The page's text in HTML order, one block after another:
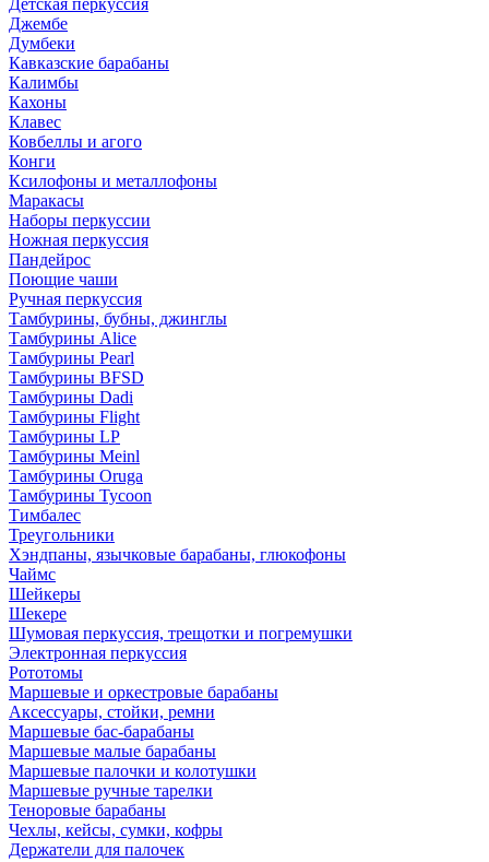
Детская перкуссия
Джембе
Думбеки
Кавказские барабаны
Калимбы
Кахоны
Клавес
Ковбеллы и агого
Конги
Ксилофоны и металлофоны
Маракасы
Наборы перкуссии
Ножная перкуссия
Пандейрос
Поющие чаши
Ручная перкуссия
Тамбурины, бубны, джинглы
Тамбурины Alice
Тамбурины Pearl
Тамбурины BFSD
Тамбурины Dadi
Тамбурины Flight
Тамбурины LP
Тамбурины Meinl
Тамбурины Oruga
Тамбурины Tycoon
Тимбалес
Треугольники
Хэндпаны, язычковые барабаны, глюкофоны
Чаймс
Шейкеры
Шекере
Шумовая перкуссия, трещотки и погремушки
Электронная перкуссия
Рототомы
Маршевые и оркестровые барабаны
Аксессуары, стойки, ремни
Маршевые бас-барабаны
Маршевые малые барабаны
Маршевые палочки и колотушки
Маршевые ручные тарелки
Теноровые барабаны
Чехлы, кейсы, сумки, кофры
Держатели для палочек